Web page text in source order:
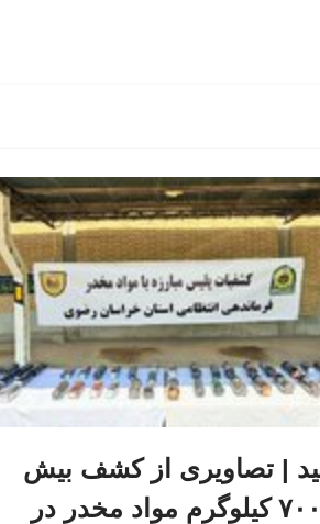
| تصاویری از کشف بیش
از ۷۰۰ کیلوگرم مواد مخدر در